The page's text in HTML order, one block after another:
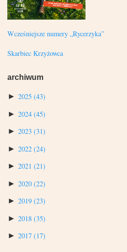
Wcześniejsze numery „Rycerzyka”
Skarbiec Krzyżowca
archiwum
► 2025 (43)
► 2024 (45)
► 2023 (31)
► 2022 (24)
► 2021 (21)
► 2020 (22)
► 2019 (23)
► 2018 (35)
► 2017 (17)